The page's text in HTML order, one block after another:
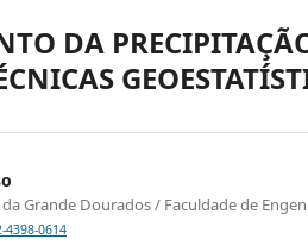
DA
Grande Dourados / Faculdade de
4398-0614